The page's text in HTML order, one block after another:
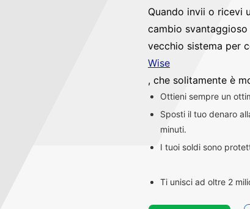
Quando invii o ricevi
cambio
vecchio sistema per
Wise
, che solitamente è
Ottieni sempre un
Sposti il tuo denaro
minuti.
I tuoi soldi sono
Ti unisci ad oltre 2